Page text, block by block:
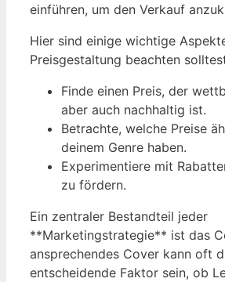
einführen, um den Verkauf
Hier sind einige wichtige
Preisgestaltung beachten
Finde einen Preis, der
aber auch nachhaltig ist.
Betrachte, welche Preise
deinem Genre haben.
Experimentiere mit
zu fördern.
Ein zentraler Bestandteil jeder
**Marketingstrategie** ist das
ansprechendes Cover kann oft
entscheidende Faktor sein, ob